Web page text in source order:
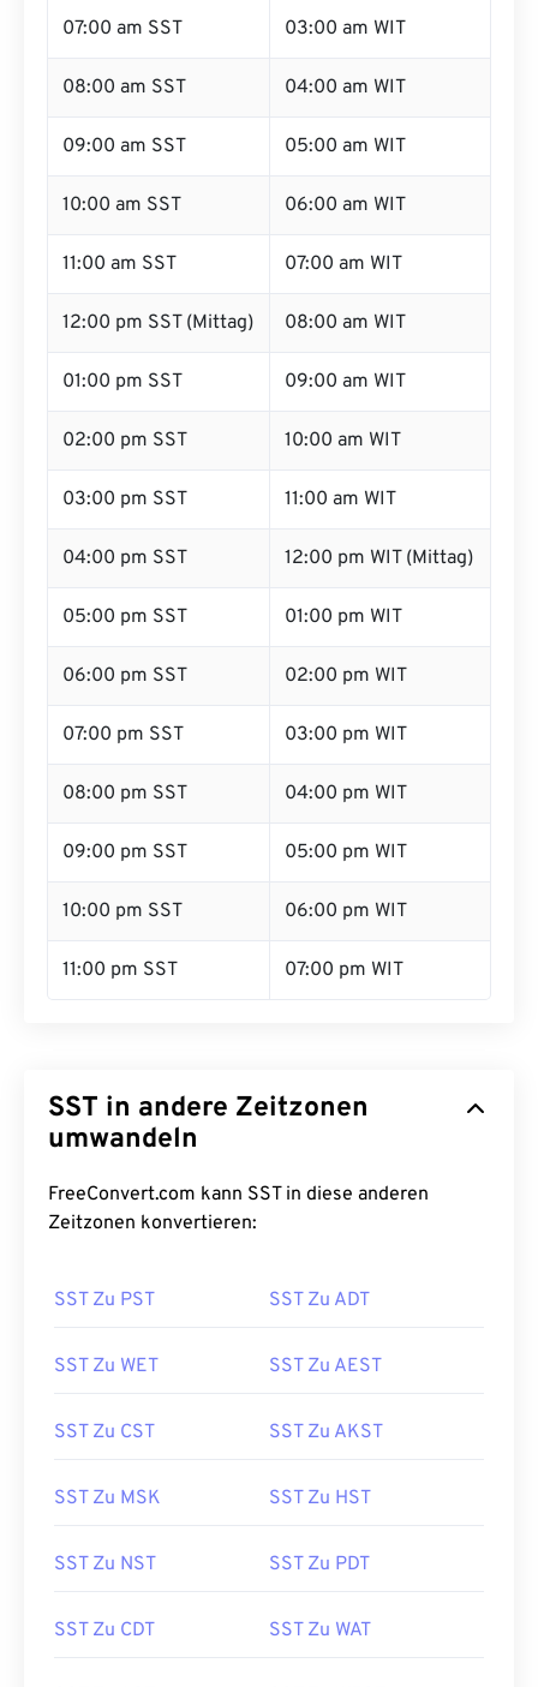
07:00 am SST 03:00 am WIT
08:00 am SST 04:00 am WIT
09:00 am SST 05:00 am WIT
10:00 am SST 06:00 am WIT
11:00 am SST 07:00 am WIT
12:00 pm SST (Mittag) 08:00 am WIT
01:00 pm SST 09:00 am WIT
02:00 pm SST 10:00 am WIT
03:00 pm SST 11:00 am WIT
04:00 pm SST 12:00 pm WIT (Mittag)
05:00 pm SST 01:00 pm WIT
06:00 pm SST 02:00 pm WIT
07:00 pm SST 03:00 pm WIT
08:00 pm SST 04:00 pm WIT
09:00 pm SST 05:00 pm WIT
10:00 pm SST 06:00 pm WIT
11:00 pm SST 07:00 pm WIT
SST in andere Zeitzonen
umwandeln
FreeConvert.com kann SST in diese anderen
Zeitzonen konvertieren:
SST Zu PST SST Zu ADT
SST Zu WET SST Zu AEST
SST Zu CST SST Zu AKST
SST Zu MSK SST Zu HST
SST Zu NST SST Zu PDT
SST Zu CDT SST Zu WAT